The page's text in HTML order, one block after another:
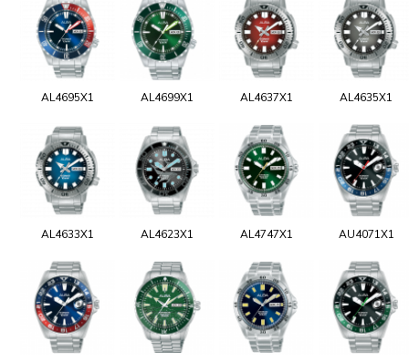
AL4695X1 AL4699X1 AL4637X1 AL4635X1
AL4633X1 AL4623X1 AL4747X1 AU4071X1